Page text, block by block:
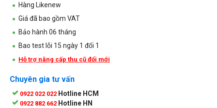
Hàng Likenew
Giá đã bao gồm VAT
Bảo hành 06 tháng
Bao test lỗi 15 ngày 1 đổi 1
Hỗ trợ nâng cấp thu cũ đổi mới
Chuyên gia tư vấn
0922 022 022 Hotline HCM
0922 882 662 Hotline HN